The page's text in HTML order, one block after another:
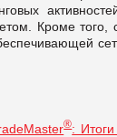
Кроме того,
®: